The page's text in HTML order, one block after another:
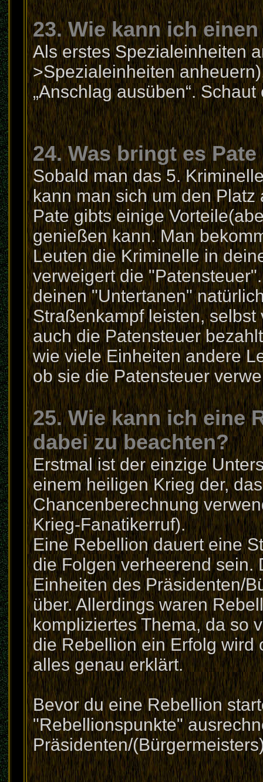
23. Wie kann ich
Als erstes Spezialeinheiten
>Spezialeinheiten
„Anschlag ausüben“.
24. Was bringt es
Sobald man das 5.
kann man sich um den
Pate gibts einige
genießen kann. Man
Leuten die Kriminelle in
verweigert die
deinen "Untertanen"
Straßenkampf leisten,
auch die Patensteuer
wie viele Einheiten andere
ob sie die Patensteuer
25. Wie kann ich eine
dabei zu beachten?
Erstmal ist der einzige
einem heiligen Krieg der,
Chancenberechnung
Krieg-Fanatikerruf).
Eine Rebellion dauert eine
die Folgen verheerend sein.
Einheiten des Präsidenten/
über. Allerdings waren
kompliziertes Thema, da so
die Rebellion ein Erfolg wird
alles genau erklärt.
Bevor du eine Rebellion
"Rebellionspunkte"
Präsidenten/